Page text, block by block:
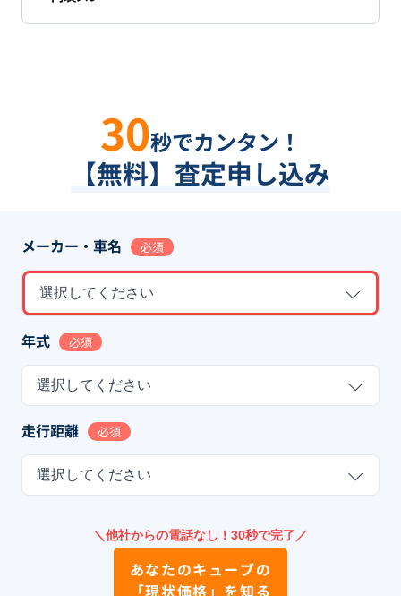
30秒でカンタン！
【無料】査定申し込み
メーカー・車名 必須
選択してください
年式 必須
選択してください
走行距離 必須
選択してください
＼他社からの電話なし！30秒で完了／
あなたのキューブの
「現状価格」を知る